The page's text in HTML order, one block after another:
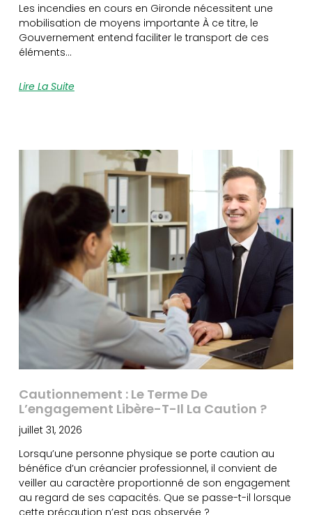
Les incendies en cours en Gironde nécessitent une
mobilisation de moyens importante À ce titre, le
Gouvernement entend faciliter le transport de ces
éléments…
Lire La Suite
Cautionnement : Le Terme De
L’engagement Libère-T-Il La Caution ?
juillet 31, 2026
Lorsqu’une personne physique se porte caution au
bénéfice d’un créancier professionnel, il convient de
veiller au caractère proportionné de son engagement
au regard de ses capacités. Que se passe-t-il lorsque